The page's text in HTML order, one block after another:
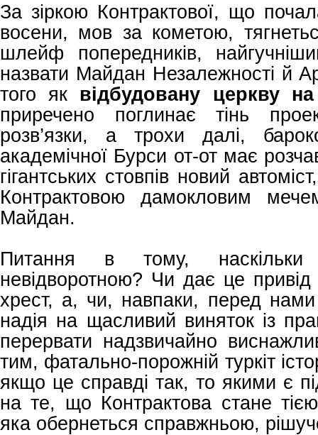
За зіркою Контрактової, що
восени, мов за кометою,
шлейф попередників,
назвати Майдан Незалежності й
того як відбудовану церкву
приречено поглинає тінь
розв’язки, а трохи далі,
академічної Бурси от-от має
гігантських стовпів новий
Контрактовою дамокловим
Майдан.
Питання в тому,
невідворотною? Чи дає це привід
хрест, а, чи, навпаки, перед
надія на щасливий виняток із
перервати надзвичайно
тим, фатально-порожній туркіт
якщо це справді так, то якими є
на те, що Контрактова стане
яка обернеться справжньою,